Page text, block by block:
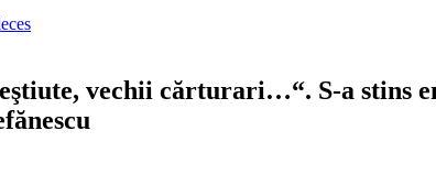
vechii cărturari…“. S-a stins